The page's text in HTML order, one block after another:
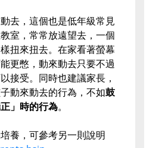
去，這個也是低年級常見
室，常常放遠望去，一個
扭來扭去。在家看著螢幕
更憋，動來動去只要不過
接受。同時也建議家長，
動來動去的行為，不如鼓
」時的行為。
養，可參考另一則說明